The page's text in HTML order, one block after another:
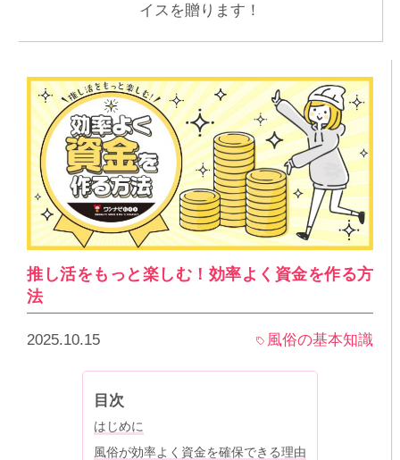
イスを贈ります！
推し活をもっと楽しむ！効率よく資金を作る方
法
2025.10.15 風俗の基本知識
目次
はじめに
風俗が効率よく資金を確保できる理由